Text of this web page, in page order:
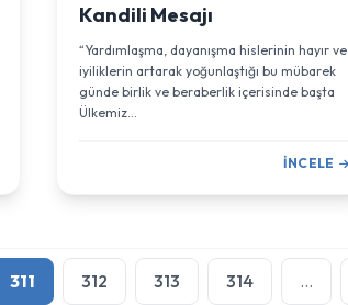
Kandili Mesajı
“Yardımlaşma, dayanışma hislerinin hayır ve
iyiliklerin artarak yoğunlaştığı bu mübarek
günde birlik ve beraberlik içerisinde başta
Ülkemiz...
İNCELE
311 312 313 314 ...